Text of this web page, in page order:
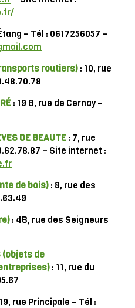
– Tél : 0617256057 –
routiers) : 10, rue
: 19 B, rue de Cernay –
DE BEAUTE : 7, rue
– Site internet :
de bois) : 8, rue des
: 4B, rue des Seigneurs
(objets de
: 11, rue du
rue Principale – Tél :